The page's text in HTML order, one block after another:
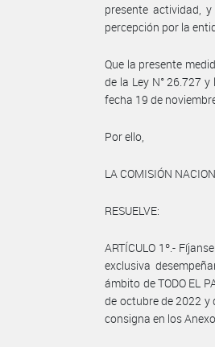
presente actividad,
percepción por la
Que la presente
de la Ley N° 26.727
fecha 19 de
Por ello,
LA COMISIÓN
RESUELVE:
ARTÍCULO 1º.-
exclusiva
ámbito de TODO EL
de octubre de 2022 y
consigna en los